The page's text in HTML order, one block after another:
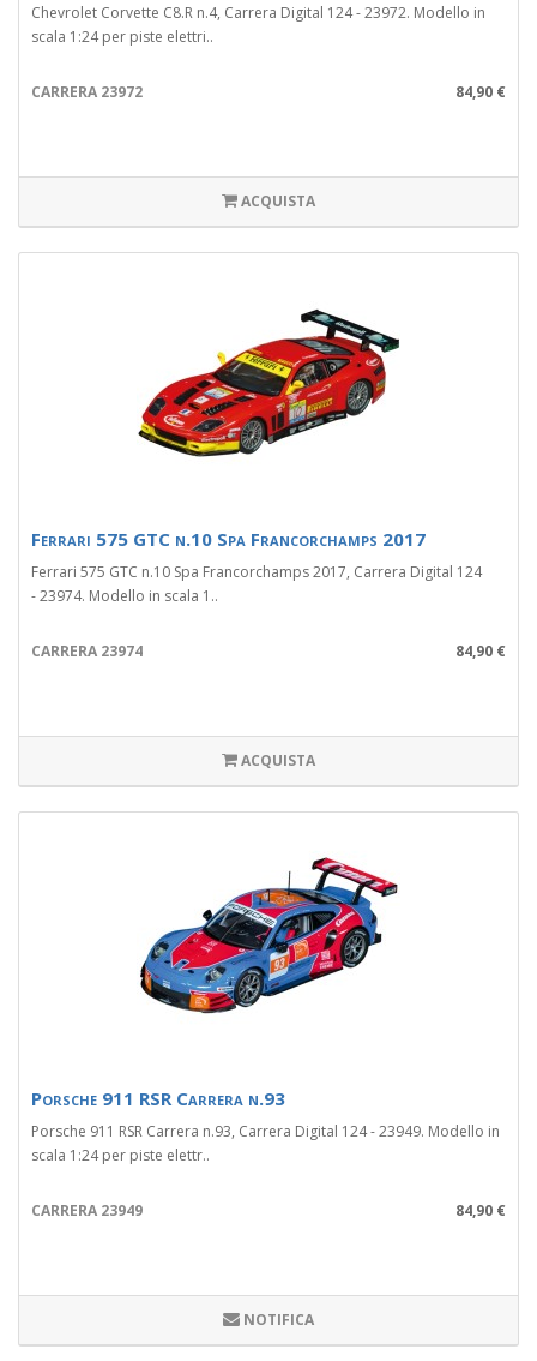
Chevrolet Corvette C8.R n.4, Carrera Digital 124 - 23972. Modello in
scala 1:24 per piste elettri..
CARRERA 23972 84,90 €
ACQUISTA
Ferrari 575 GTC n.10 Spa Francorchamps 2017
Ferrari 575 GTC n.10 Spa Francorchamps 2017, Carrera Digital 124
- 23974. Modello in scala 1..
CARRERA 23974 84,90 €
ACQUISTA
Porsche 911 RSR Carrera n.93
Porsche 911 RSR Carrera n.93, Carrera Digital 124 - 23949. Modello in
scala 1:24 per piste elettr..
CARRERA 23949 84,90 €
NOTIFICA